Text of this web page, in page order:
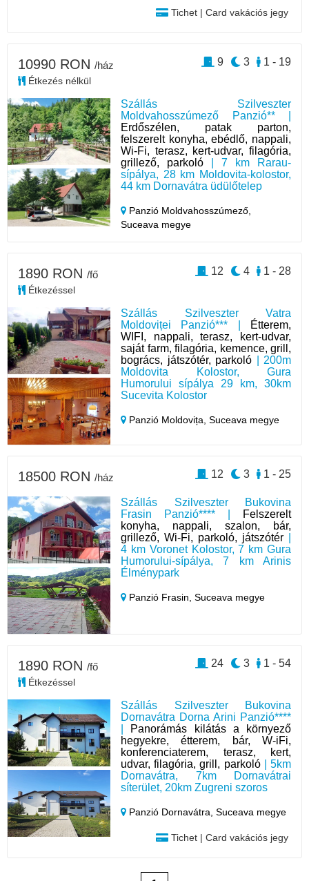
Tichet | Card vakációs jegy
Szállás Szilveszter
Moldvahosszúmező Panzió** |
Erdőszélen, patak parton,
felszerelt konyha, ebédlő, nappali,
Wi-Fi, terasz, kert-udvar, filagória,
grillező, parkoló | 7 km Rarau-
sípálya, 28 km Moldovita-kolostor,
44 km Dornavátra üdülőtelep
Panzió Moldvahosszúmező,
Suceava megye
10990 RON /ház
Étkezés nélkül
1 - 19
3
9
Szállás Szilveszter Vatra
Moldoviței Panzió*** |
Étterem,
WIFI, nappali, terasz, kert-udvar,
saját farm, filagória, kemence, grill,
bogrács, játszótér, parkoló | 200m
Moldovita Kolostor, Gura
Humorului sípálya 29 km, 30km
Sucevita Kolostor
Panzió Moldovița,Suceava megye
1890 RON /fő
Étkezéssel
1 - 28
4
12
Szállás Szilveszter Bukovina
Frasin Panzió**** |
Felszerelt
konyha, nappali, szalon, bár,
grillező, Wi-Fi, parkoló, játszótér
4 km Voronet Kolostor, 7 km Gura
Humorului-sípálya, 7 km Arinis
Élménypark
Panzió Frasin,Suceava megye
18500 RON /ház 1 - 25
3
12
Szállás Szilveszter Bukovina
Dornavátra Dorna Arini Panzió****
Panorámás kilátás a környező
hegyekre, étterem, bár, W-iFi,
konferenciaterem, terasz, kert,
udvar, filagória, grill, parkoló| 5km
Dornavátra, 7km Dornavátrai
síterület, 20km Zugreni szoros
Panzió Dornavátra,Suceava megye
Tichet | Card vakációs jegy
1890 RON /fő
Étkezéssel
1 - 54
3
24